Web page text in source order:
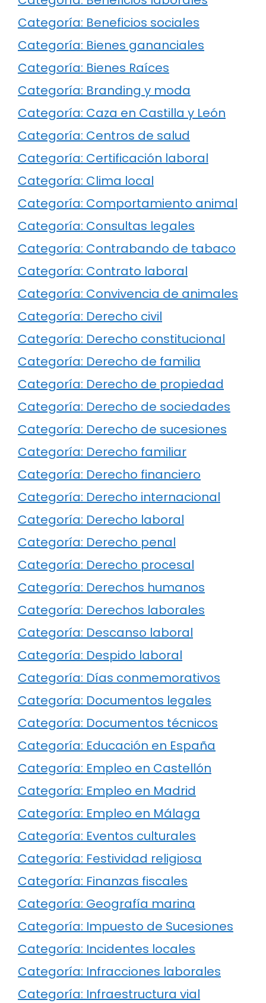
Categoría: Beneficios sociales
Categoría: Bienes gananciales
Categoría: Bienes Raíces
Categoría: Branding y moda
Categoría: Caza en Castilla y León
Categoría: Centros de salud
Categoría: Certificación laboral
Categoría: Clima local
Categoría: Comportamiento animal
Categoría: Consultas legales
Categoría: Contrabando de tabaco
Categoría: Contrato laboral
Categoría: Convivencia de animales
Categoría: Derecho civil
Categoría: Derecho constitucional
Categoría: Derecho de familia
Categoría: Derecho de propiedad
Categoría: Derecho de sociedades
Categoría: Derecho de sucesiones
Categoría: Derecho familiar
Categoría: Derecho financiero
Categoría: Derecho internacional
Categoría: Derecho laboral
Categoría: Derecho penal
Categoría: Derecho procesal
Categoría: Derechos humanos
Categoría: Derechos laborales
Categoría: Descanso laboral
Categoría: Despido laboral
Categoría: Días conmemorativos
Categoría: Documentos legales
Categoría: Documentos técnicos
Categoría: Educación en España
Categoría: Empleo en Castellón
Categoría: Empleo en Madrid
Categoría: Empleo en Málaga
Categoría: Eventos culturales
Categoría: Festividad religiosa
Categoría: Finanzas fiscales
Categoría: Geografía marina
Categoría: Impuesto de Sucesiones
Categoría: Incidentes locales
Categoría: Infracciones laborales
Categoría: Infraestructura vial